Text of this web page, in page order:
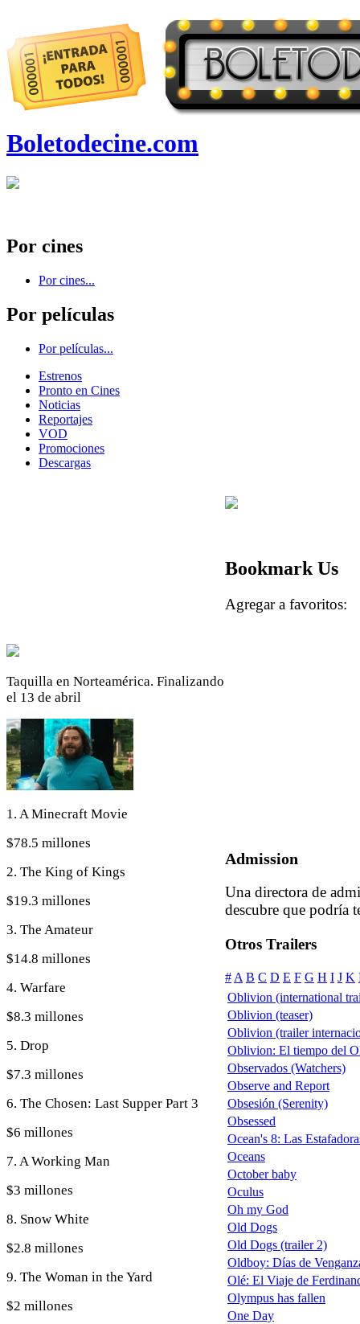
Boletodecine.com
Por cines
Por cines...
Por películas
Por películas...
Estrenos
Pronto en Cines
Noticias
Reportajes
VOD
Promociones
Descargas
Taquilla en Norteamérica. Finalizando
el 13 de abril
1. A Minecraft Movie
$78.5 millones
2. The King of Kings
$19.3 millones
3. The Amateur
$14.8 millones
4. Warfare
$8.3 millones
5. Drop
$7.3 millones
6. The Chosen: Last Supper Part 3
$6 millones
7. A Working Man
$3 millones
8. Snow White
$2.8 millones
9. The Woman in the Yard
$2 millones
Bookmark Us
Agregar a
Admission
Una directora de
descubre que podría
Otros Trailers
# A B C D E F G H I J K
Oblivion (international
Oblivion (teaser)
Oblivion (trailer
Oblivion: El tiempo del
Observados (Watchers)
Observe and Report
Obsesión (Serenity)
Obsessed
Ocean's 8: Las
Oceans
October baby
Oculus
Oh my God
Old Dogs
Old Dogs (trailer 2)
Oldboy: Días de
Olé: El Viaje de
Olympus has fallen
One Day